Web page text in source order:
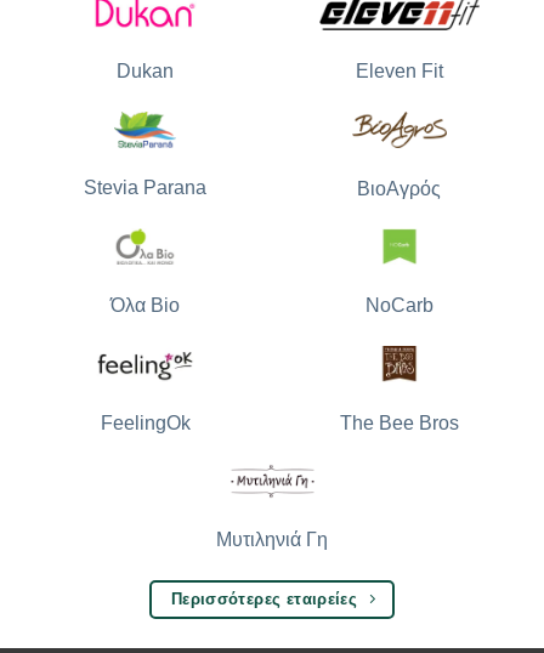
Dukan Eleven Fit
Stevia Parana ΒιοΑγρός
Όλα Bio NoCarb
FeelingOk The Bee Bros
Μυτιληνιά Γη
Περισσότερες εταιρείες